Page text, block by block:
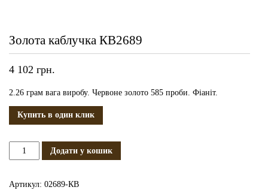
Золота каблучка КВ2689
4 102 грн.
2.26 грам вага виробу. Червоне золото 585 проби. Фіаніт.
Купить в один клик
Золота
Додати у кошик
Артикул: 02689-КВ